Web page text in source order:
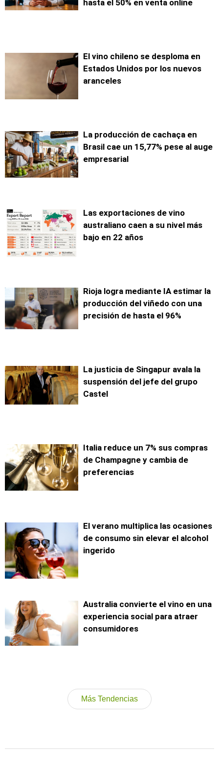
hasta el 50% en venta online
El vino chileno se desploma en
Estados Unidos por los nuevos
aranceles
La producción de cachaça en
Brasil cae un 15,77% pese al auge
empresarial
Las exportaciones de vino
australiano caen a su nivel más
bajo en 22 años
Rioja logra mediante IA estimar la
producción del viñedo con una
precisión de hasta el 96%
La justicia de Singapur avala la
suspensión del jefe del grupo
Castel
Italia reduce un 7% sus compras
de Champagne y cambia de
preferencias
El verano multiplica las ocasiones
de consumo sin elevar el alcohol
ingerido
Australia convierte el vino en una
experiencia social para atraer
consumidores
Más Tendencias